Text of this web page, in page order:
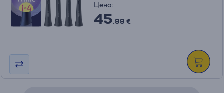
Цена:
45.99 €